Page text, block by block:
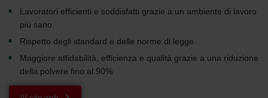
Zehnder Group UK Limited: Privacy Policy
Lavoratori efficienti e soddisfatti grazie a un ambiente di lavoro
più sano.
Rispetto degli standard e delle norme di legge.
Maggiore affidabilità, efficienza e qualità grazie a una riduzione
della polvere fino al 90%